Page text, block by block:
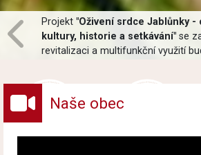
Projekt "Oživení srdce Jablůnky -
kultury, historie a setkávání" se
revitalizaci a multifunkční využití
budovy a revitalizace zahrady.
Naše obec